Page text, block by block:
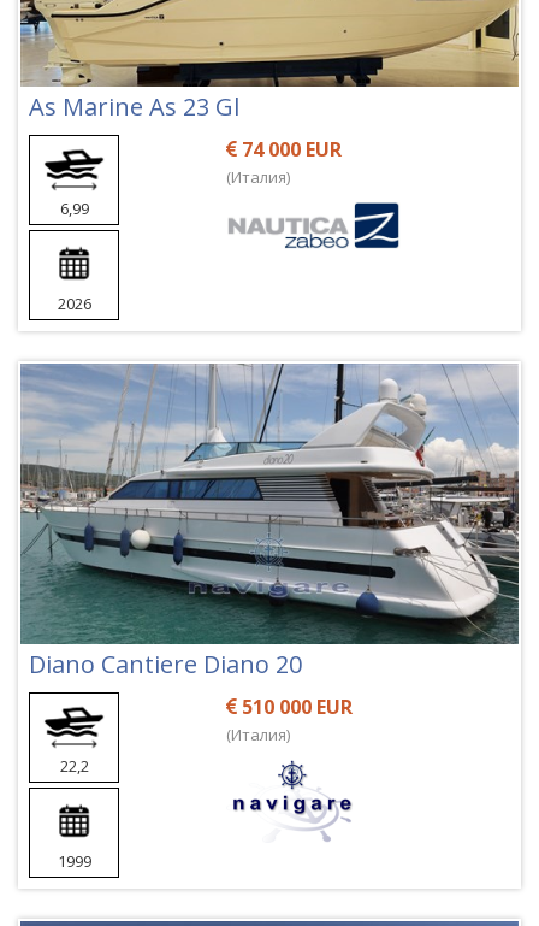
As Marine As 23 Gl
6,99
2026
74 000 EUR
(Италия)
Diano Cantiere Diano 20
22,2
1999
510 000 EUR
(Италия)